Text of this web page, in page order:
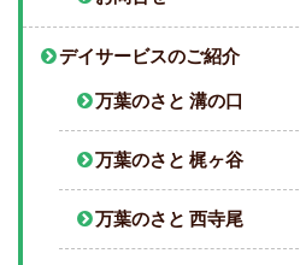
デイサービスのご紹介
万葉のさと 溝の口
万葉のさと 梶ヶ谷
万葉のさと 西寺尾